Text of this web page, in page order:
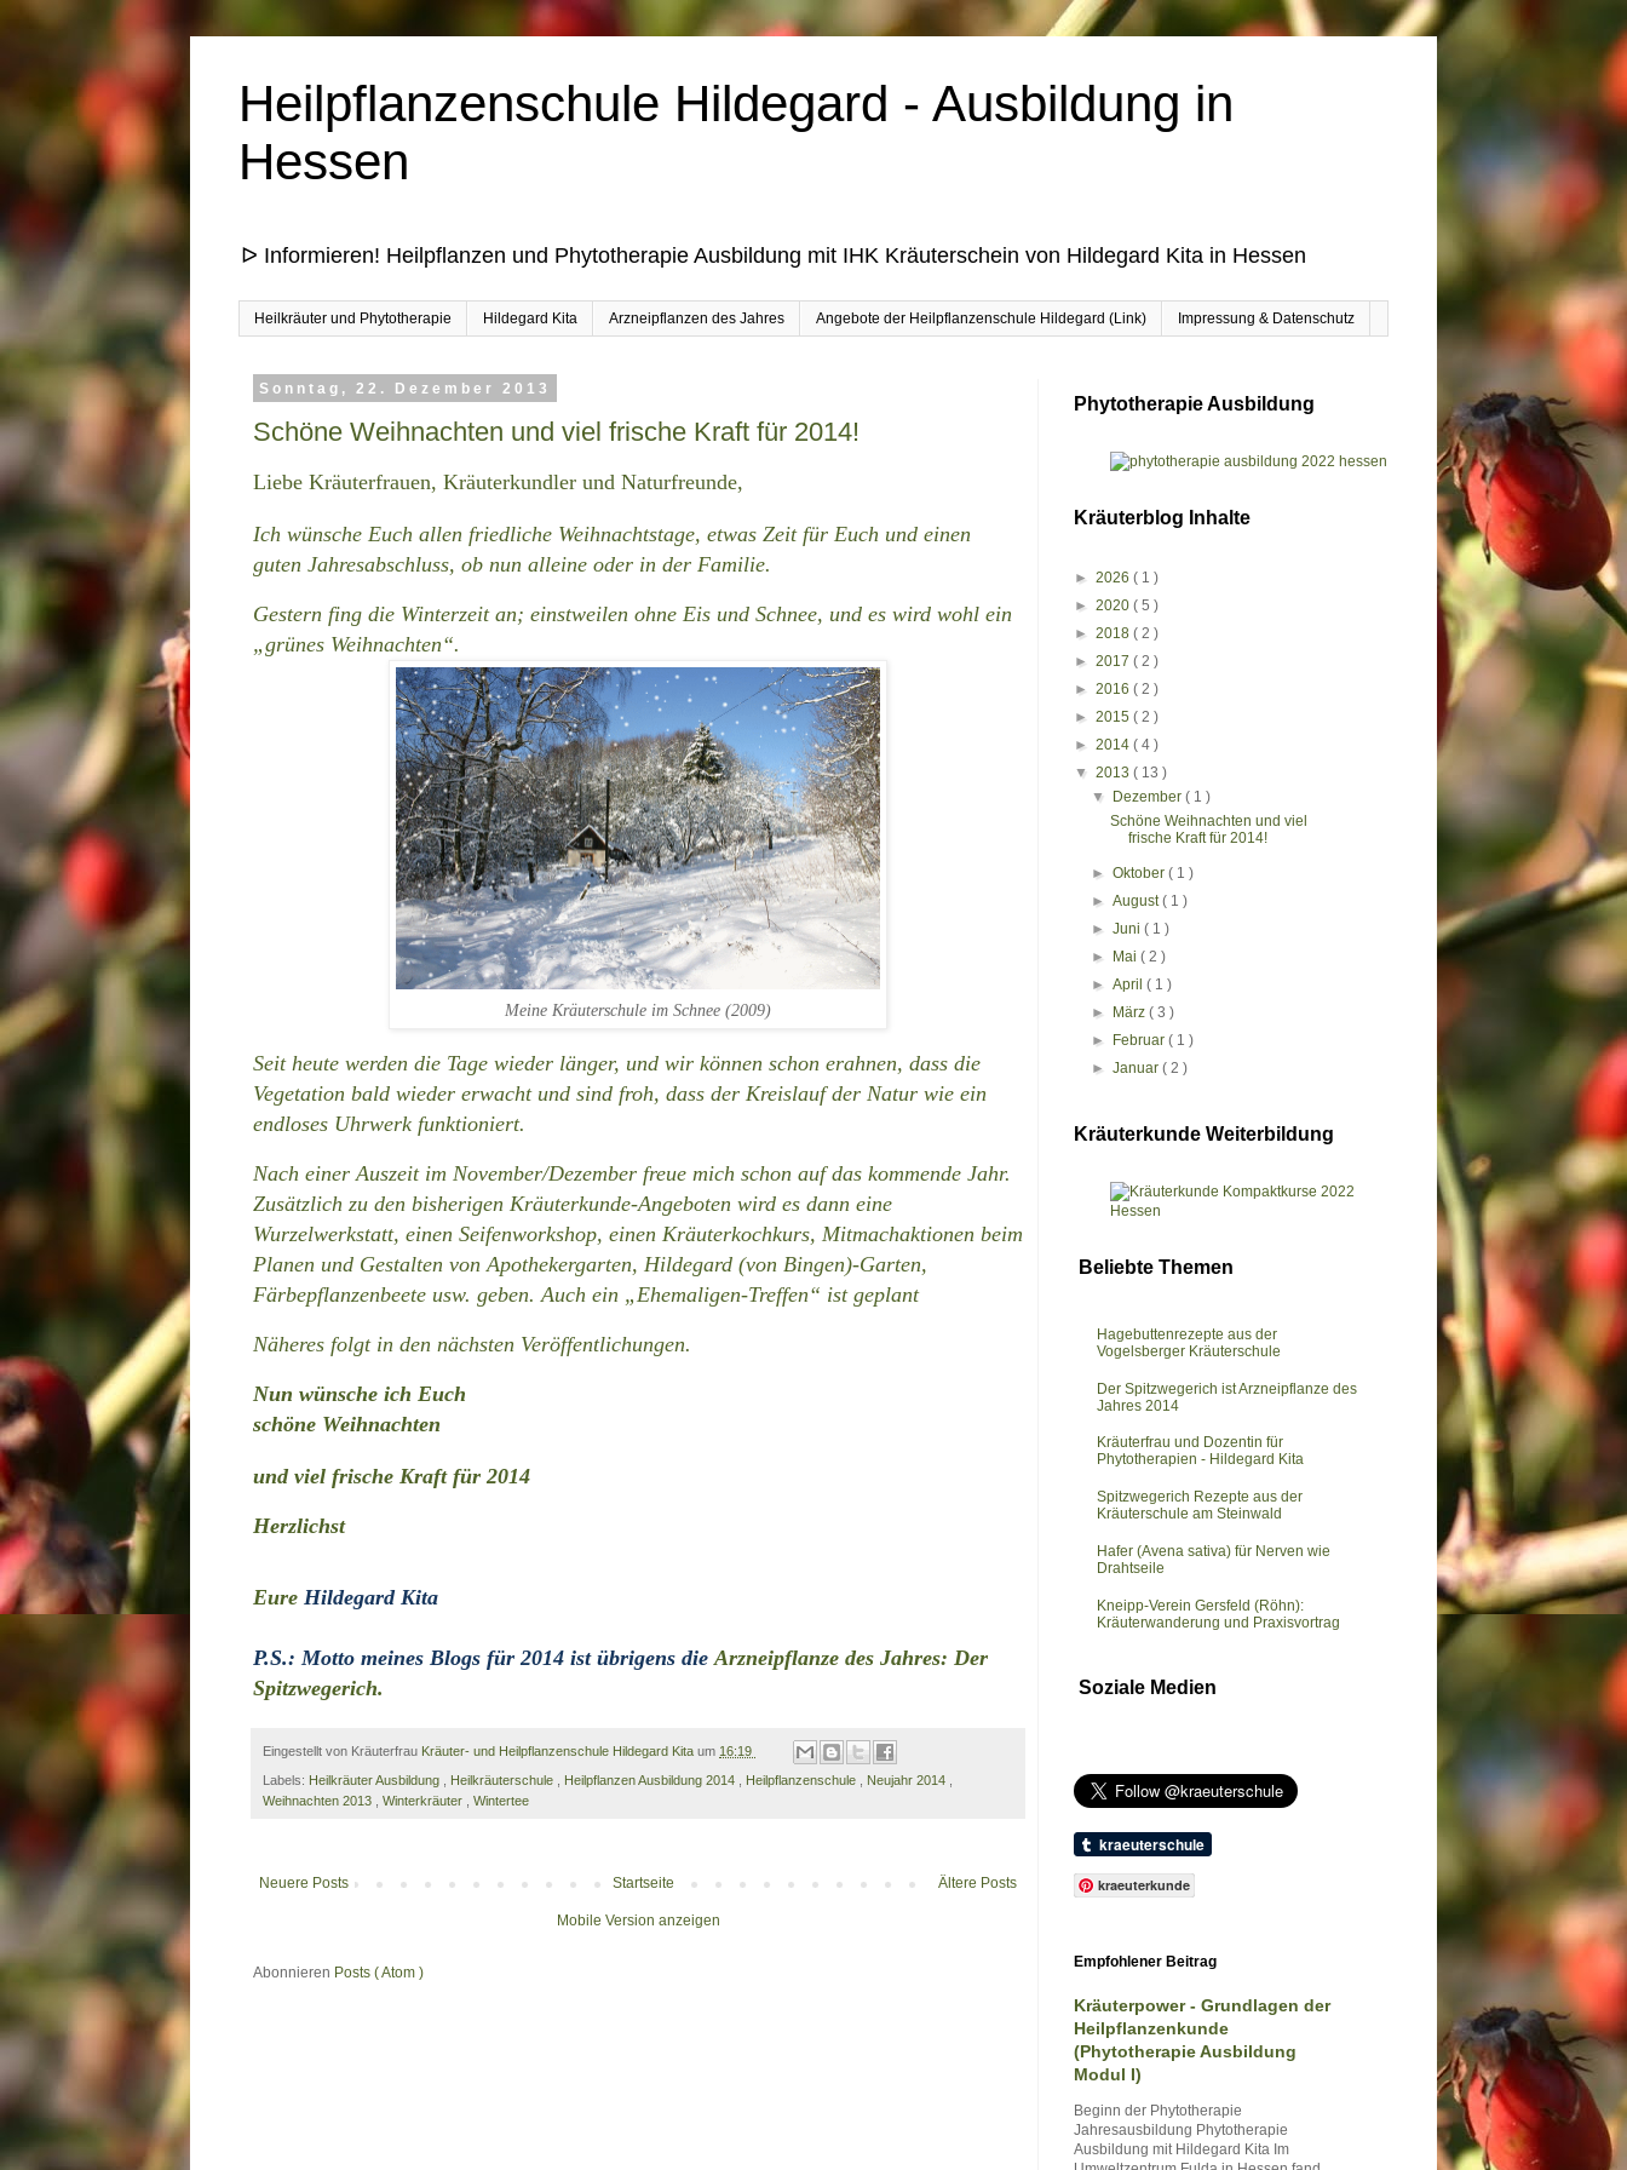
Heilpflanzenschule Hildegard - Ausbildung in
Hessen
ᐅ Informieren! Heilpflanzen und Phytotherapie Ausbildung mit IHK Kräuterschein von Hildegard Kita in Hessen
Heilkräuter und Phytotherapie Hildegard Kita Arzneipflanzen des Jahres Angebote der Heilpflanzenschule Hildegard (Link) Impressung & Datenschutz
Sonntag, 22. Dezember 2013
Schöne Weihnachten und viel frische Kraft für 2014!
Liebe Kräuterfrauen, Kräuterkundler und Naturfreunde,
Ich wünsche Euch allen friedliche Weihnachtstage, etwas Zeit für Euch und einen
guten Jahresabschluss, ob nun alleine oder in der Familie.
Gestern fing die Winterzeit an; einstweilen ohne Eis und Schnee, und es wird wohl ein
„grünes Weihnachten“.
Meine Kräuterschule im Schnee (2009)
Seit heute werden die Tage wieder länger, und wir können schon erahnen, dass die
Vegetation bald wieder erwacht und sind froh, dass der Kreislauf der Natur wie ein
endloses Uhrwerk funktioniert.
Nach einer Auszeit im November/Dezember freue mich schon auf das kommende Jahr.
Zusätzlich zu den bisherigen Kräuterkunde-Angeboten wird es dann eine
Wurzelwerkstatt, einen Seifenworkshop, einen Kräuterkochkurs, Mitmachaktionen beim
Planen und Gestalten von Apothekergarten, Hildegard (von Bingen)-Garten,
Färbepflanzenbeete usw. geben. Auch ein „Ehemaligen-Treffen“ ist geplant
Näheres folgt in den nächsten Veröffentlichungen.
Nun wünsche ich Euch
schöne Weihnachten
und viel frische Kraft für 2014
Herzlichst
Eure Hildegard Kita
P.S.: Motto meines Blogs für 2014 ist übrigens dieArzneipflanze des Jahres: Der
Spitzwegerich.
Eingestellt von Kräuterfrau Kräuter- und Heilpflanzenschule Hildegard Kita um 16:19
Labels: Heilkräuter Ausbildung , Heilkräuterschule , Heilpflanzen Ausbildung 2014 , Heilpflanzenschule , Neujahr 2014 ,
Weihnachten 2013 , Winterkräuter , Wintertee
Neuere Posts Ältere Posts
Startseite
Mobile Version anzeigen
Abonnieren Posts ( Atom )
Phytotherapie Ausbildung
Kräuterblog Inhalte
► 2026 ( 1 )
► 2020 ( 5 )
► 2018 ( 2 )
► 2017 ( 2 )
► 2016 ( 2 )
► 2015 ( 2 )
► 2014 ( 4 )
▼ 2013 ( 13 )
▼
Dezember( 1 )
Schöne Weihnachten und viel
frische Kraft für 2014!
►Oktober( 1 )
►August( 1 )
►Juni( 1 )
►
Mai( 2 )
►April( 1 )
►
März( 3 )
►
Februar( 1 )
►Januar( 2 )
Kräuterkunde Weiterbildung
Beliebte Themen
Hagebuttenrezepte aus der
Vogelsberger Kräuterschule
Der Spitzwegerich ist Arzneipflanze des
Jahres 2014
Kräuterfrau und Dozentin für
Phytotherapien - Hildegard Kita
Spitzwegerich Rezepte aus der
Kräuterschule am Steinwald
Hafer (Avena sativa) für Nerven wie
Drahtseile
Kneipp-Verein Gersfeld (Röhn):
Kräuterwanderung und Praxisvortrag
Soziale Medien
kraeuterkunde
Empfohlener Beitrag
Kräuterpower - Grundlagen der
Heilpflanzenkunde
(Phytotherapie Ausbildung
Modul I)
Beginn der Phytotherapie
Jahresausbildung Phytotherapie
Ausbildung mit Hildegard Kita Im